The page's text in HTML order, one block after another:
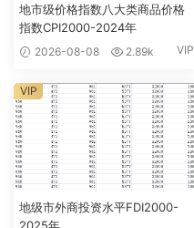
地市级价格指数八大类商品价格
指数CPI2000-2024年
2026-08-08 2.89k VIP
地级市外商投资水平FDI2000-
VIP